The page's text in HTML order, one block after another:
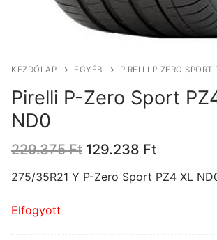
KEZDŐLAP EGYÉB PIRELLI P-ZERO
Pirelli P-Zero Sport
ND0
229.375Ft Original
was:
129.238 FtCurrent
is:
275/35R21 Y P-Zero Sport PZ4 XL
Elfogyott